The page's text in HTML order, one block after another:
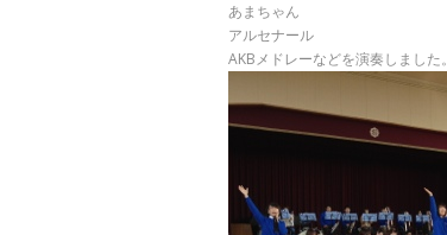
あまちゃん
アルセナール
AKBメドレーなどを演奏しました。